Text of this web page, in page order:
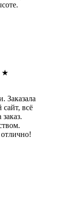
★
Заказала
всё